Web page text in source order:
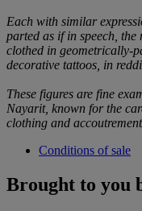
Each with similar
parted as if in speech,
clothed in geometrically-
decorative tattoos, in
These figures are fine
Nayarit, known for the
clothing and
Conditions of sale
Brought to you